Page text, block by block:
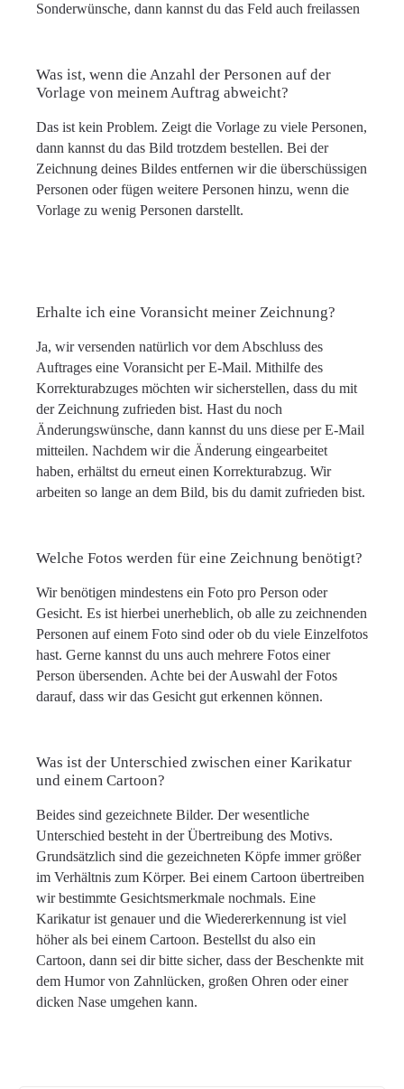
Sonderwünsche, dann kannst du das Feld auch freilassen
Was ist, wenn die Anzahl der Personen auf der
Vorlage von meinem Auftrag abweicht?
Das ist kein Problem. Zeigt die Vorlage zu viele Personen,
dann kannst du das Bild trotzdem bestellen. Bei der
Zeichnung deines Bildes entfernen wir die überschüssigen
Personen oder fügen weitere Personen hinzu, wenn die
Vorlage zu wenig Personen darstellt.
Erhalte ich eine Voransicht meiner Zeichnung?
Ja, wir versenden natürlich vor dem Abschluss des
Auftrages eine Voransicht per E-Mail. Mithilfe des
Korrekturabzuges möchten wir sicherstellen, dass du mit
der Zeichnung zufrieden bist. Hast du noch
Änderungswünsche, dann kannst du uns diese per E-Mail
mitteilen. Nachdem wir die Änderung eingearbeitet
haben, erhältst du erneut einen Korrekturabzug. Wir
arbeiten so lange an dem Bild, bis du damit zufrieden bist.
Welche Fotos werden für eine Zeichnung benötigt?
Wir benötigen mindestens ein Foto pro Person oder
Gesicht. Es ist hierbei unerheblich, ob alle zu zeichnenden
Personen auf einem Foto sind oder ob du viele Einzelfotos
hast. Gerne kannst du uns auch mehrere Fotos einer
Person übersenden. Achte bei der Auswahl der Fotos
darauf, dass wir das Gesicht gut erkennen können.
Was ist der Unterschied zwischen einer Karikatur
und einem Cartoon?
Beides sind gezeichnete Bilder. Der wesentliche
Unterschied besteht in der Übertreibung des Motivs.
Grundsätzlich sind die gezeichneten Köpfe immer größer
im Verhältnis zum Körper. Bei einem Cartoon übertreiben
wir bestimmte Gesichtsmerkmale nochmals. Eine
Karikatur ist genauer und die Wiedererkennung ist viel
höher als bei einem Cartoon. Bestellst du also ein
Cartoon, dann sei dir bitte sicher, dass der Beschenkte mit
dem Humor von Zahnlücken, großen Ohren oder einer
dicken Nase umgehen kann.